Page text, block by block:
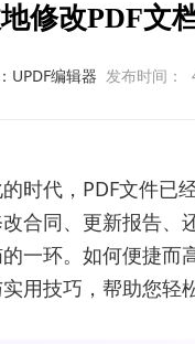
修改PDF文
UPDF编辑器 发布时间：
时代，PDF文件已
合同、更新报告、
一环。如何便捷而
用技巧，帮助您轻